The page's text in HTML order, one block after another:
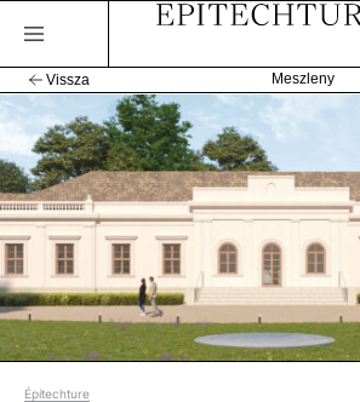
Vissza Meszleny
Építechture